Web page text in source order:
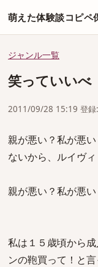
萌えた体験談コピペ
ジャンル一覧
笑っていいべ
2011/09/28 15:19 登録
親が悪い？私が悪
ないから、ルイヴ
親が悪い？私が悪い
私は１５歳頃から
ンの鞄買って！と